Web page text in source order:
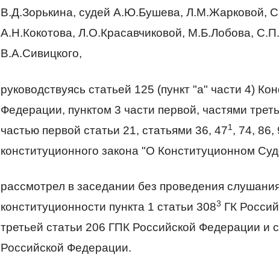
B.Д.Зорькина, судей А.Ю.Бушева, Л.М.Жарковой,
А.Н.Кокотова, Л.О.Красавчиковой, М.Б.Лобова,
В.А.Сивицкого,
руководствуясь статьей 125 (пункт "а" части 4)
Федерации, пунктом 3 части первой, частями
частью первой статьи 21, статьями 36, 471, 74, 86,
конституционного закона "О Конституционном
рассмотрел в заседании без проведения
конституционности пункта 1 статьи 3083 ГК
третьей статьи 206 ГПК Российской Федерации и
Российской Федерации.